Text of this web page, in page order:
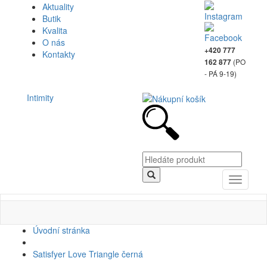
Aktuality
Butik
Kvalita
O nás
Kontakty
+420 777
162 877 (PO
- PÁ 9-19)
Intimity
Toggle
Úvodní stránka
Satisfyer Love Triangle černá